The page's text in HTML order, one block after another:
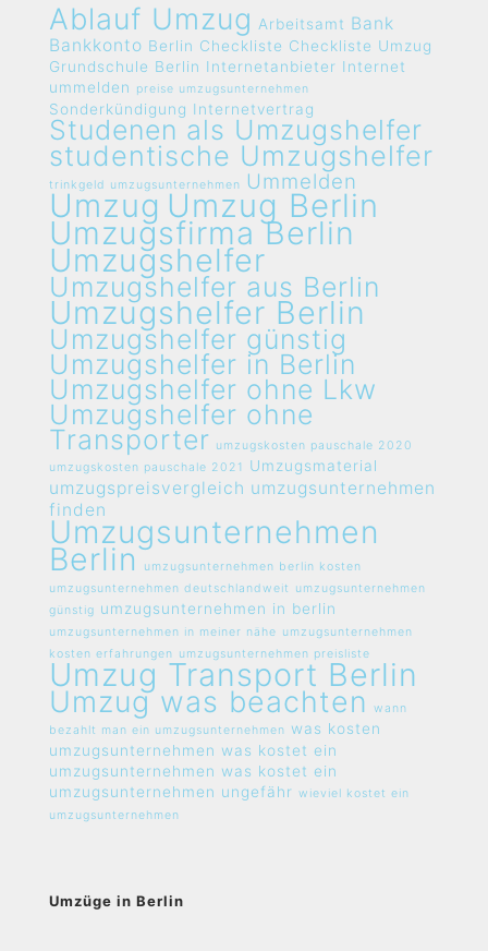
Ablauf Umzug Arbeitsamt Bank
Bankkonto Berlin Checkliste Checkliste Umzug
Grundschule Berlin Internetanbieter Internet
ummelden
preise umzugsunternehmen
Sonderkündigung Internetvertrag
Studenen als Umzugshelfer
studentische Umzugshelfer
trinkgeld umzugsunternehmen Ummelden
Umzug Umzug Berlin
Umzugsfirma Berlin
Umzugshelfer
Umzugshelfer aus Berlin
Umzugshelfer Berlin
Umzugshelfer günstig
Umzugshelfer in Berlin
Umzugshelfer ohne Lkw
Umzugshelfer ohne
Transporter umzugskosten pauschale 2020
umzugskosten pauschale 2021
Umzugsmaterial
umzugspreisvergleich umzugsunternehmen
finden
Umzugsunternehmen
Berlin
umzugsunternehmen berlin kosten
umzugsunternehmen deutschlandweit
umzugsunternehmen
günstig umzugsunternehmen in berlin
umzugsunternehmen in meiner nähe umzugsunternehmen
kosten erfahrungen umzugsunternehmen preisliste
Umzug Transport Berlin
Umzug was beachten
wann
bezahlt man ein umzugsunternehmen was kosten
umzugsunternehmen was kostet ein
umzugsunternehmen was kostet ein
umzugsunternehmen ungefähr wieviel kostet ein
umzugsunternehmen
Umzüge in Berlin